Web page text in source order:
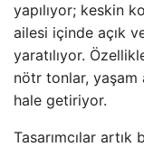
yapılıyor; keskin
ailesi içinde açık
yaratılıyor.
nötr tonlar, yaşam
hale getiriyor.
Tasarımcılar